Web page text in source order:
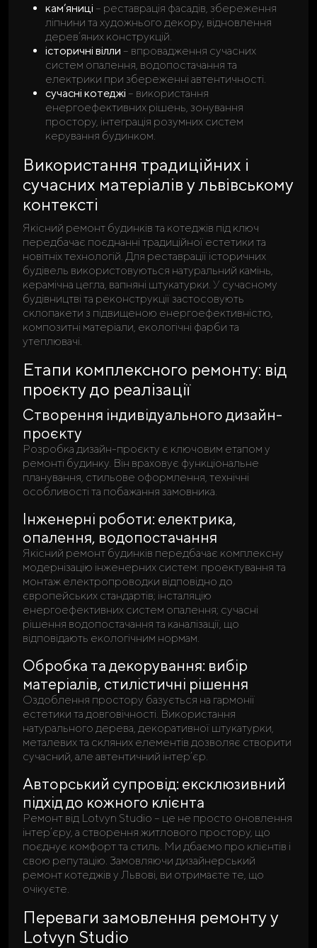
кам’яниці – реставрація фасадів, збереження
ліпнини та художнього декору, відновлення
дерев’яних конструкцій.
історичні вілли – впровадження сучасних
систем опалення, водопостачання та
електрики при збереженні автентичності.
сучасні котеджі – використання
енергоефективних рішень, зонування
простору, інтеграція розумних систем
керування будинком.
Використання традиційних і
сучасних матеріалів у львівському
контексті
Якісний ремонт будинків та котеджів під ключ
передбачає поєднанні традиційної естетики та
новітніх технологій. Для реставрації історичних
будівель використовуються натуральний камінь,
керамічна цегла, вапняні штукатурки. У сучасному
будівництві та реконструкції застосовують
склопакети з підвищеною енергоефективністю,
композитні матеріали, екологічні фарби та
утеплювачі.
Етапи комплексного ремонту: від
проєкту до реалізації
Створення індивідуального дизайн-
проєкту
Розробка дизайн-проєкту є ключовим етапом у
ремонті будинку. Він враховує функціональне
планування, стильове оформлення, технічні
особливості та побажання замовника.
Інженерні роботи: електрика,
опалення, водопостачання
Якісний ремонт будинків передбачає комплексну
модернізацію інженерних систем: проектування та
монтаж електропроводки відповідно до
європейських стандартів; інсталяцію
енергоефективних систем опалення; сучасні
рішення водопостачання та каналізації, що
відповідають екологічним нормам.
Обробка та декорування: вибір
матеріалів, стилістичні рішення
Оздоблення простору базується на гармонії
естетики та довговічності. Використання
натурального дерева, декоративної штукатурки,
металевих та скляних елементів дозволяє створити
сучасний, але автентичний інтер’єр.
Авторський супровід: ексклюзивний
підхід до кожного клієнта
Ремонт від Lotvyn Studio – це не просто оновлення
інтер’єру, а створення житлового простору, що
поєднує комфорт та стиль. Ми дбаємо про клієнтів і
свою репутацію. Замовляючи дизайнерський
ремонт котеджів у Львові, ви отримаєте те, що
очікуєте.
Переваги замовлення ремонту у
Lotvyn Studio